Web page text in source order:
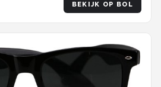
BEKIJK OP BOL